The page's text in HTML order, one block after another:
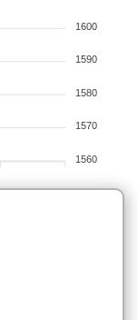
1600
1590
1580
1570
1560